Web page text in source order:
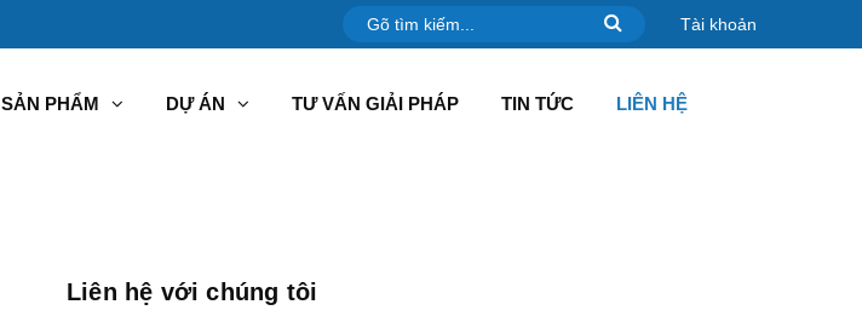
Tài khoản
SẢN PHẨM DỰ ÁN TƯ VẤN GIẢI PHÁP TIN TỨC LIÊN HỆ
Liên hệ với chúng tôi